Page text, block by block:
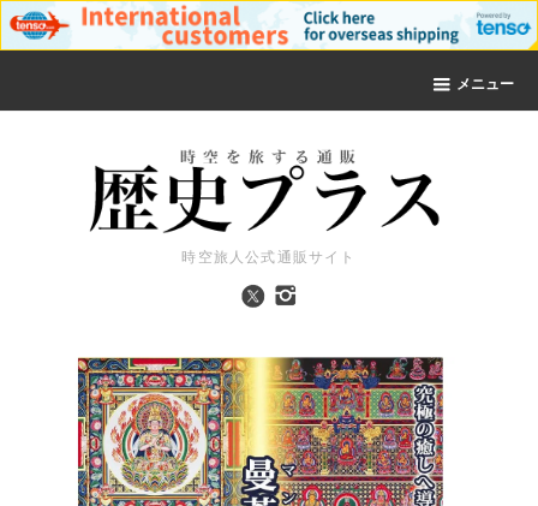
メニュー
時空旅人公式通販サイト